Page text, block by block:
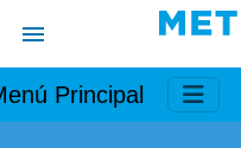
Principal